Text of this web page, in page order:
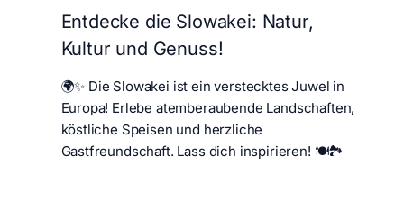
Entdecke die Slowakei: Natur,
Kultur und Genuss!
🌍✨ Die Slowakei ist ein verstecktes Juwel in
Europa! Erlebe atemberaubende Landschaften,
köstliche Speisen und herzliche
Gastfreundschaft. Lass dich inspirieren! 🍽️🏞️